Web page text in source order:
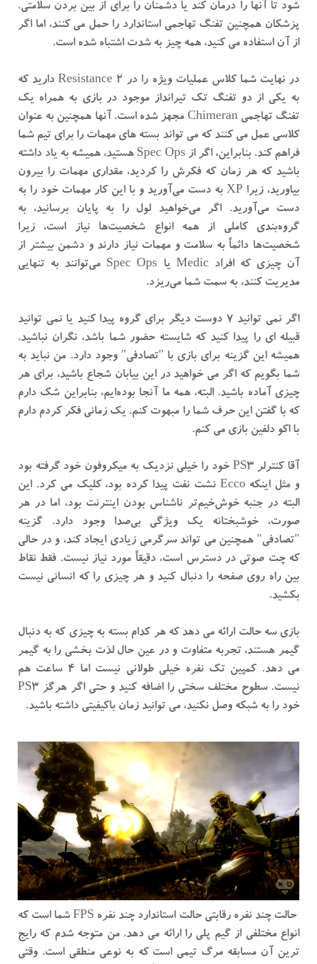
شود تا آنها را درمان کند یا دشمنان را برای از بین بردن سلامتی.
پزشکان همچنین تفنگ تهاجمی استاندارد را حمل می کنند، اما اگر
از آن استفاده می کنید، همه چیز به شدت اشتباه شده است.
در نهایت شما کلاس عملیات ویژه را در Resistance 2 دارید که
به یکی از دو تفنگ تک تیرانداز موجود در بازی به همراه یک
تفنگ تهاجمی Chimeran مجهز شده است. آنها همچنین به عنوان
کلاسی عمل می کنند که می تواند بسته های مهمات را برای تیم شما
فراهم کند. بنابراین، اگر از Spec Ops هستید، همیشه به یاد داشته
باشید که هر زمان که فکرش را کردید، مقداری مهمات را بیرون
بیاورید، زیرا XP به دست می‌آورید و با این کار مهمات خود را به
دست می‌آورید. اگر می‌خواهید لول را به پایان برسانید، به
گروه‌بندی کاملی از همه انواع شخصیت‌ها نیاز است، زیرا
شخصیت‌ها دائماً به سلامت و مهمات نیاز دارند و دشمن بیشتر از
آن چیزی که افراد Medic یا Spec Ops می‌توانند به تنهایی
مدیریت کنند، به سمت شما می‌ریزد.
اگر نمی توانید 7 دوست دیگر برای گروه پیدا کنید یا نمی توانید
قبیله ای را پیدا کنید که شایسته حضور شما باشد، نگران نباشید.
همیشه این گزینه برای بازی با "تصادفی" وجود دارد. من نباید به
شما بگویم که اگر می خواهید در این بیابان شجاع باشید، برای هر
چیزی آماده باشید. البته، همه ما آنجا بوده‌ایم، بنابراین شک دارم
که با گفتن این حرف شما را مبهوت کنم. یک زمانی فکر کردم دارم
با اکو دلفین بازی می کنم.
آقا کنترلر PS3 خود را خیلی نزدیک به میکروفون خود گرفته بود
و مثل اینکه Ecco نشت نفت پیدا کرده بود، کلیک می کرد. این
البته در جنبه خوش‌خیم‌تر ناشناس بودن اینترنت بود، اما در هر
صورت، خوشبختانه یک ویژگی بی‌صدا وجود دارد. گزینه
"تصادفی" همچنین می تواند سرگرمی زیادی ایجاد کند، و در حالی
که چت صوتی در دسترس است، دقیقاً مورد نیاز نیست. فقط نقاط
بین راه روی صفحه را دنبال کنید و هر چیزی را که انسانی نیست
بکشید.
بازی سه حالت ارائه می دهد که هر کدام بسته به چیزی که به دنبال
گیمر هستند، تجربه متفاوت و در عین حال لذت بخشی را به گیمر
می دهد. کمپین تک نفره خیلی طولانی نیست اما 4 ساعت هم
نیست. سطوح مختلف سختی را اضافه کنید و حتی اگر هرگز PS3
خود را به شبکه وصل نکنید، می توانید زمان باکیفیتی داشته باشید.
حالت چند نفره رقابتی حالت استاندارد چند نفره FPS شما است که
انواع مختلفی از گیم پلی را ارائه می دهد. من متوجه شدم که رایج
ترین آن مسابقه مرگ تیمی است که به نوعی منطقی است. وقتی